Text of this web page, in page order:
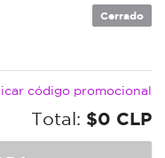
Cerrado
código promocional
Total: $0 CLP